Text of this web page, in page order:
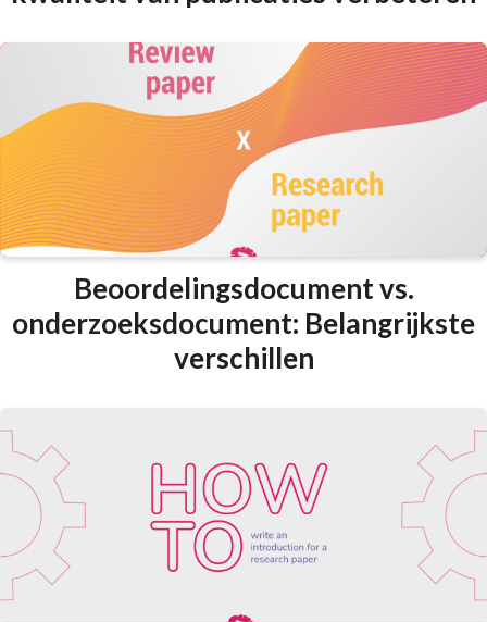
Beoordelingsdocument vs.
onderzoeksdocument: Belangrijkste
verschillen